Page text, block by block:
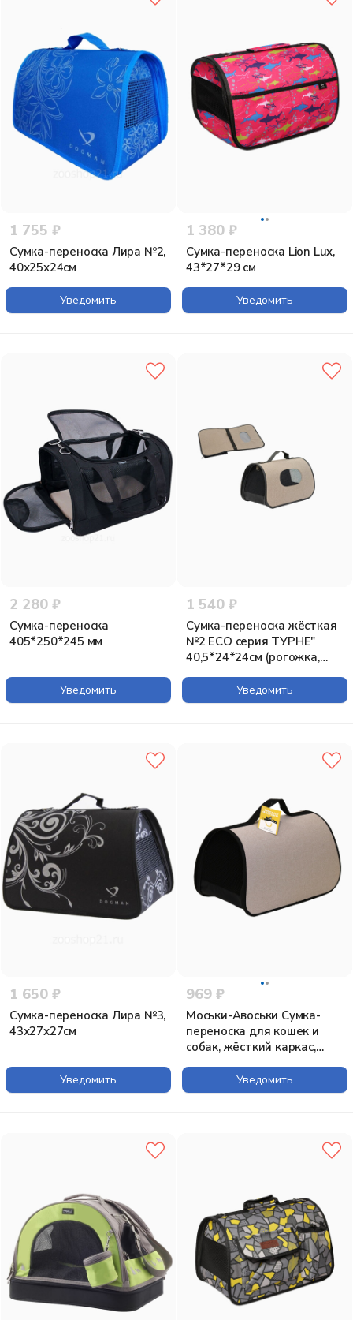
1 755 ₽
Сумка-переноска Лира №2,
40х25х24см
Уведомить
1 380 ₽
Сумка-переноска Lion Lux,
43*27*29 см
Уведомить
2 280 ₽
Сумка-переноска
405*250*245 мм
Уведомить
1 540 ₽
Сумка-переноска жёсткая
№2 ECO серия ТУРНЕ"
40,5*24*24см (рогожка,
пластик) бежевая"
Уведомить
1 650 ₽
Сумка-переноска Лира №3,
43х27х27см
Уведомить
969 ₽
Моськи-Авоськи Сумка-
переноска для кошек и
собак, жёсткий каркас,
раскладная, 39,5х23,5х24
см, светло-бежевая
Уведомить